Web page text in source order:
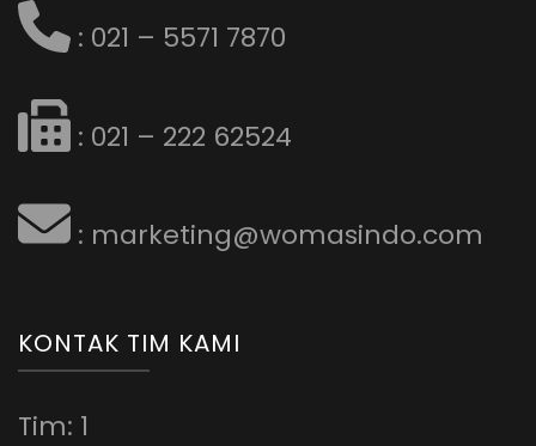
: 021 – 5571 7870
: 021 – 222 62524
: marketing@womasindo.com
KONTAK TIM KAMI
Tim: 1